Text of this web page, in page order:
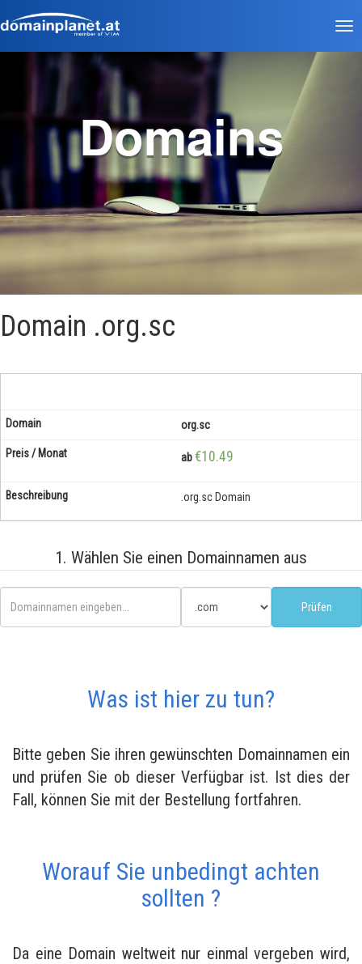
Domains
Domain .org.sc
org.sc
ab€10.49
.org.sc Domain
1. Wählen Sie einen Domainnamen aus
Was ist hier zu tun?
Bitte geben Sie ihren gewünschten Domainnamen ein
und prüfen Sie ob dieser Verfügbar ist. Ist dies der
Fall, können Sie mit der Bestellung fortfahren.
Worauf Sie unbedingt achten
sollten ?
Da eine Domain weltweit nur einmal vergeben wird,